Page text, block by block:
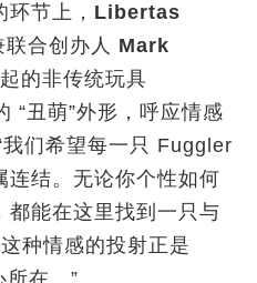
节上， Libertas
合创办人 Mark
的非传统玩具
“丑萌”外形，呼应情感
们希望每一只 Fuggler
连结。无论你个性如何
都能在这里找到一只与
种情感的投射正是